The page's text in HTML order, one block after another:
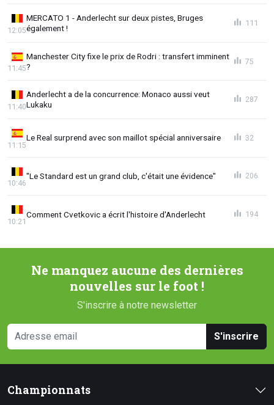
MERCATO 1 - Anderlecht sur deux pistes, Bruges
également !
12:05
111
Manchester City fixe le prix de Rodri : transfert imminent
?
11:45
75
Anderlecht a de la concurrence: Monaco aussi veut
Lukaku
11:40
287
Le Real surprend avec son maillot spécial anniversaire
11:15
32
"Le Standard est un grand club, c'était une évidence"
10:46
206
Comment Cvetkovic a écrit l'histoire d'Anderlecht
10:21
194
Ne manquez aucune des dernières
nouvelles sur le foot !
S'inscrire à notre newsletter
S'inscrire
Championnats